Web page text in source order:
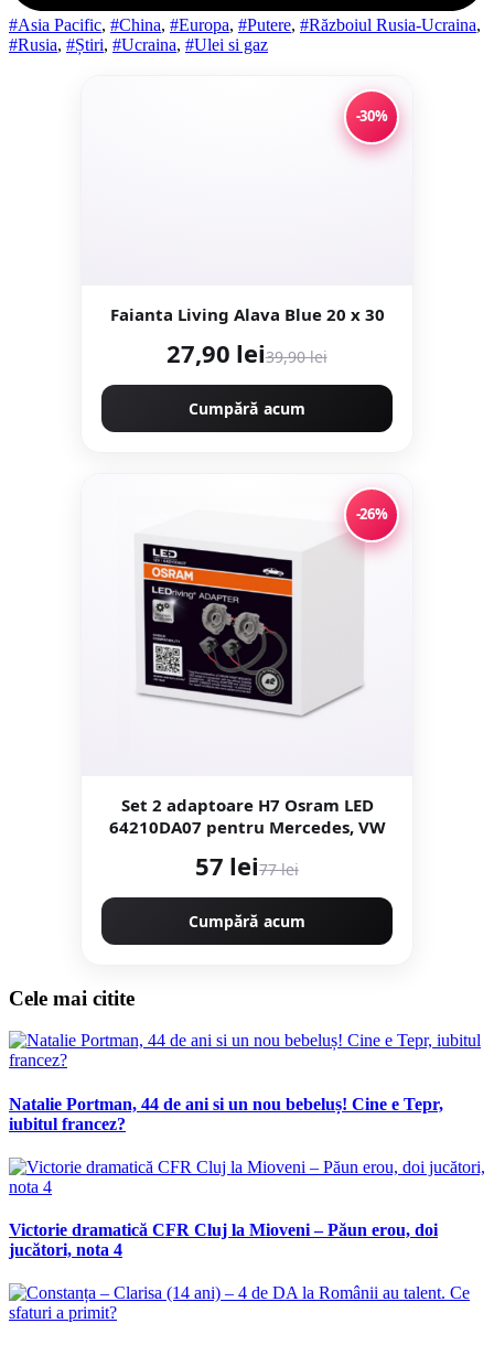
#Asia Pacific, #China, #Europa, #Putere, #Războiul Rusia-Ucraina,
#Rusia, #Știri, #Ucraina, #Ulei si gaz
-30%
Faianta Living Alava Blue 20 x 30
27,90 lei39,90 lei
Cumpără acum
-26%
Set 2 adaptoare H7 Osram LED
64210DA07 pentru Mercedes, VW
57 lei77 lei
Cumpără acum
Cele mai citite
Natalie Portman, 44 de ani si un nou bebeluș! Cine e Tepr,
iubitul francez?
Victorie dramatică CFR Cluj la Mioveni – Păun erou, doi
jucători, nota 4